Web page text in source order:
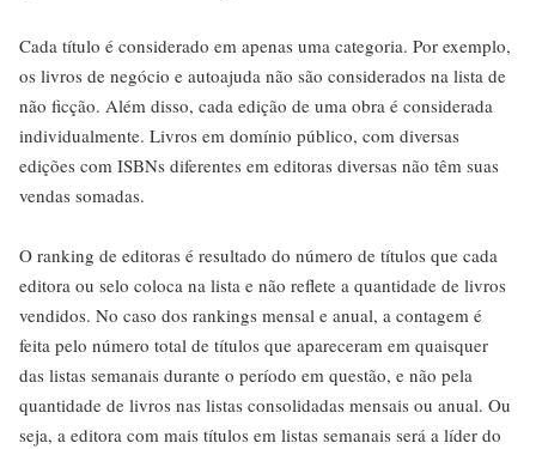
Cada título é considerado em apenas uma categoria. Por exemplo,
os livros de negócio e autoajuda não são considerados na lista de
não ficção. Além disso, cada edição de uma obra é considerada
individualmente. Livros em domínio público, com diversas
edições com ISBNs diferentes em editoras diversas não têm suas
vendas somadas.
O ranking de editoras é resultado do número de títulos que cada
editora ou selo coloca na lista e não reflete a quantidade de livros
vendidos. No caso dos rankings mensal e anual, a contagem é
feita pelo número total de títulos que apareceram em quaisquer
das listas semanais durante o período em questão, e não pela
quantidade de livros nas listas consolidadas mensais ou anual. Ou
seja, a editora com mais títulos em listas semanais será a líder do